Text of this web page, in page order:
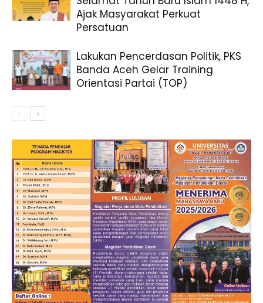
Ajak Masyarakat Perkuat
Persatuan
Lakukan Pencerdasan Politik, PKS
Banda Aceh Gelar Training
Orientasi Partai (TOP)